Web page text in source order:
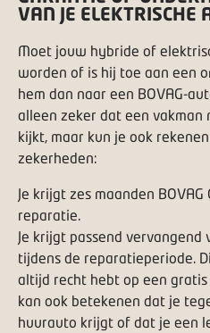
VAN JE ELEKTRISCHE
Moet jouw hybride of
worden of is hij toe aan een
hem dan naar een BOVAG-
alleen zeker dat een vakman
kijkt, maar kun je ook
zekerheden:
Je krijgt zes maanden
reparatie.
Je krijgt passend vervangend
tijdens de reparatieperiode.
altijd recht hebt op een
kan ook betekenen dat je
huurauto krijgt of dat je een